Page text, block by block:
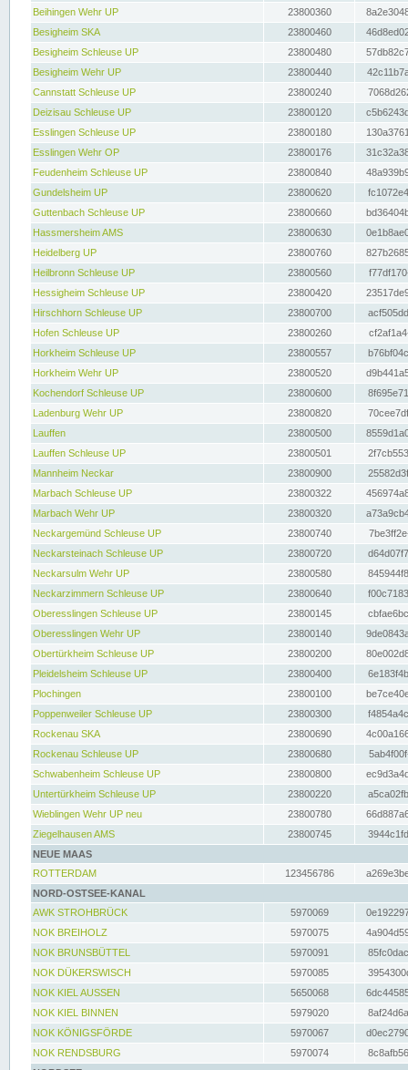
Beihingen Wehr UP
23800360
Besigheim SKA
23800460
Besigheim Schleuse UP
23800480
Besigheim Wehr UP
23800440
Cannstatt Schleuse UP
23800240
Deizisau Schleuse UP
23800120
Esslingen Schleuse UP
23800180
Esslingen Wehr OP
23800176
Feudenheim Schleuse UP
23800840
Gundelsheim UP
23800620
Guttenbach Schleuse UP
23800660
Hassmersheim AMS
23800630
Heidelberg UP
23800760
Heilbronn Schleuse UP
23800560
Hessigheim Schleuse UP
23800420
Hirschhorn Schleuse UP
23800700
Hofen Schleuse UP
23800260
Horkheim Schleuse UP
23800557
Horkheim Wehr UP
23800520
Kochendorf Schleuse UP
23800600
Ladenburg Wehr UP
23800820
Lauffen
23800500
Lauffen Schleuse UP
23800501
Mannheim Neckar
23800900
Marbach Schleuse UP
23800322
Marbach Wehr UP
23800320
Neckargemünd Schleuse UP
23800740
Neckarsteinach Schleuse UP
23800720
Neckarsulm Wehr UP
23800580
Neckarzimmern Schleuse UP
23800640
Oberesslingen Schleuse UP
23800145
Oberesslingen Wehr UP
23800140
Obertürkheim Schleuse UP
23800200
Pleidelsheim Schleuse UP
23800400
Plochingen
23800100
Poppenweiler Schleuse UP
23800300
Rockenau SKA
23800690
Rockenau Schleuse UP
23800680
Schwabenheim Schleuse UP
23800800
Untertürkheim Schleuse UP
23800220
Wieblingen Wehr UP neu
23800780
Ziegelhausen AMS
23800745
NEUE MAAS
ROTTERDAM
123456786
NORD-OSTSEE-KANAL
AWK STROHBRÜCK
5970069
NOK BREIHOLZ
5970075
NOK BRUNSBÜTTEL
5970091
NOK DÜKERSWISCH
5970085
NOK KIEL AUSSEN
5650068
NOK KIEL BINNEN
5979020
NOK KÖNIGSFÖRDE
5970067
NOK RENDSBURG
5970074